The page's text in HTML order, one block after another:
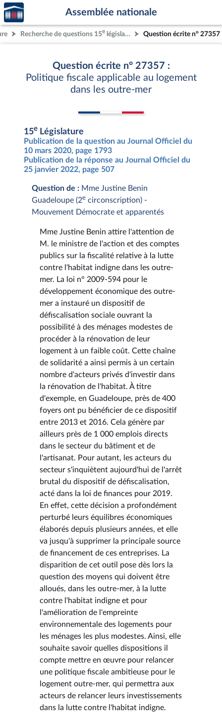
Aller au contenu
Aller en bas de la page
Accèder
à la
page
d'accueil
Assemblée nationale
Recherche de questions 15e législature Question écrite n° 27357
Question écrite n° 27357 :
Politique fiscale applicable au logement
dans les outre-mer
15e Législature
Publication de la question au Journal Officiel du
10 mars 2020, page 1793
Publication de la réponse au Journal Officiel du
25 janvier 2022, page 507
Question de : Mme Justine Benin
Guadeloupe (2e circonscription) -
Mouvement Démocrate et apparentés
Mme Justine Benin attire l'attention de
M. le ministre de l'action et des comptes
publics sur la fiscalité relative à la lutte
contre l'habitat indigne dans les outre-
mer. La loi n° 2009-594 pour le
développement économique des outre-
mer a instauré un dispositif de
défiscalisation sociale ouvrant la
possibilité à des ménages modestes de
procéder à la rénovation de leur
logement à un faible coût. Cette chaîne
de solidarité a ainsi permis à un certain
nombre d'acteurs privés d'investir dans
la rénovation de l'habitat. À titre
d'exemple, en Guadeloupe, près de 400
foyers ont pu bénéficier de ce dispositif
entre 2013 et 2016. Cela génère par
ailleurs près de 1 000 emplois directs
dans le secteur du bâtiment et de
l'artisanat. Pour autant, les acteurs du
secteur s'inquiètent aujourd'hui de l'arrêt
brutal du dispositif de défiscalisation,
acté dans la loi de finances pour 2019.
En effet, cette décision a profondément
perturbé leurs équilibres économiques
élaborés depuis plusieurs années, et elle
va jusqu'à supprimer la principale source
de financement de ces entreprises. La
disparition de cet outil pose dès lors la
question des moyens qui doivent être
alloués, dans les outre-mer, à la lutte
contre l'habitat indigne et pour
l'amélioration de l'empreinte
environnementale des logements pour
les ménages les plus modestes. Ainsi, elle
souhaite savoir quelles dispositions il
compte mettre en œuvre pour relancer
une politique fiscale ambitieuse pour le
logement outre-mer, qui permettra aux
acteurs de relancer leurs investissements
dans la lutte contre l'habitat indigne.